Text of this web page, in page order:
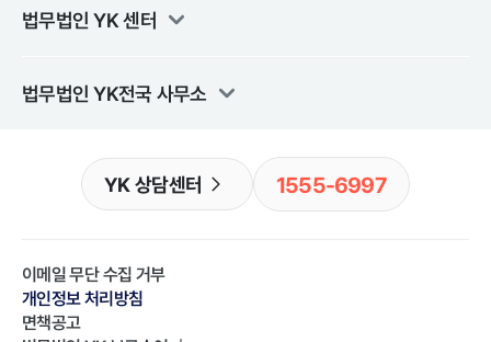
법무법인 YK센터
법무법인 YK전국 사무소
YK 상담센터 1555-6997
이메일 무단 수집 거부
개인정보 처리방침
면책공고